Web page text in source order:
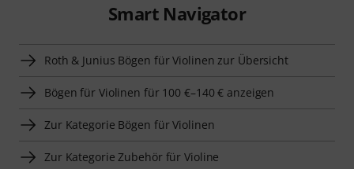
Smart Navigator
Roth & Junius Bögen für Violinen zur Übersicht
Bögen für Violinen für 100 €–140 € anzeigen
Zur Kategorie Bögen für Violinen
Zur Kategorie Zubehör für Violine